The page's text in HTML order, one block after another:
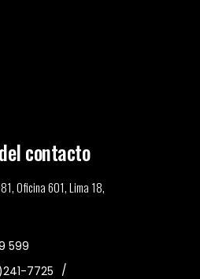
contacto
Oficina 601, Lima 18,
599
7725